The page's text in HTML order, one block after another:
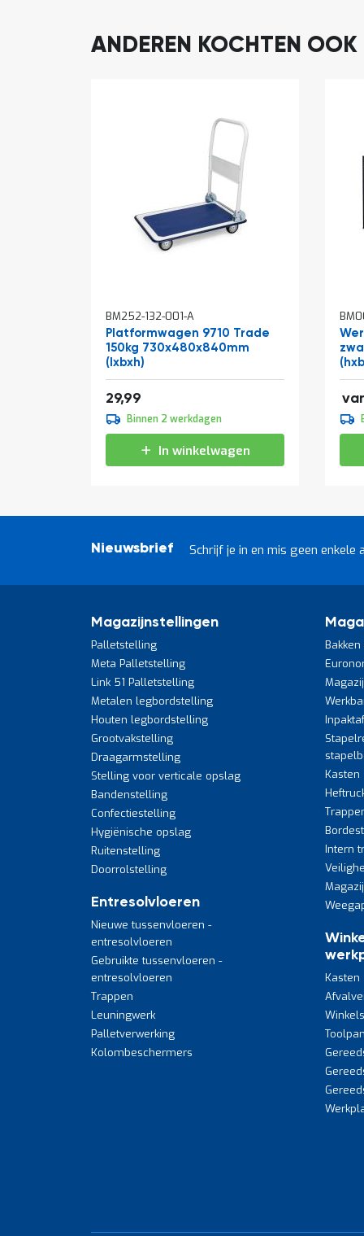
ANDEREN KOCHTEN OOK
BM252-132-001-A
Platformwagen 9710 Trade
150kg 730x480x840mm
(lxbxh)
29,99
winkelwagen
Binnen 2 werkdagen
In winkelwagen
Nieuwsbrief Schrijf je in en mis geen enkele
Magazijnstellingen
Palletstelling
Meta Palletstelling
Link 51 Palletstelling
Metalen legbordstelling
Houten legbordstelling
Grootvakstelling
Draagarmstelling
Stelling voor verticale opslag
Bandenstelling
Confectiestelling
Hygiënische opslag
Ruitenstelling
Doorrolstelling
Entresolvloeren
Nieuwe tussenvloeren -
entresolvloeren
Gebruikte tussenvloeren -
entresolvloeren
Trappen
Leuningwerk
Palletverwerking
Kolombeschermers
Kasten
Intern
Kasten